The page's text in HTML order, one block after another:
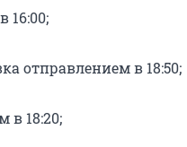
16:00;
отправлением в 18:50;
в 18:20;